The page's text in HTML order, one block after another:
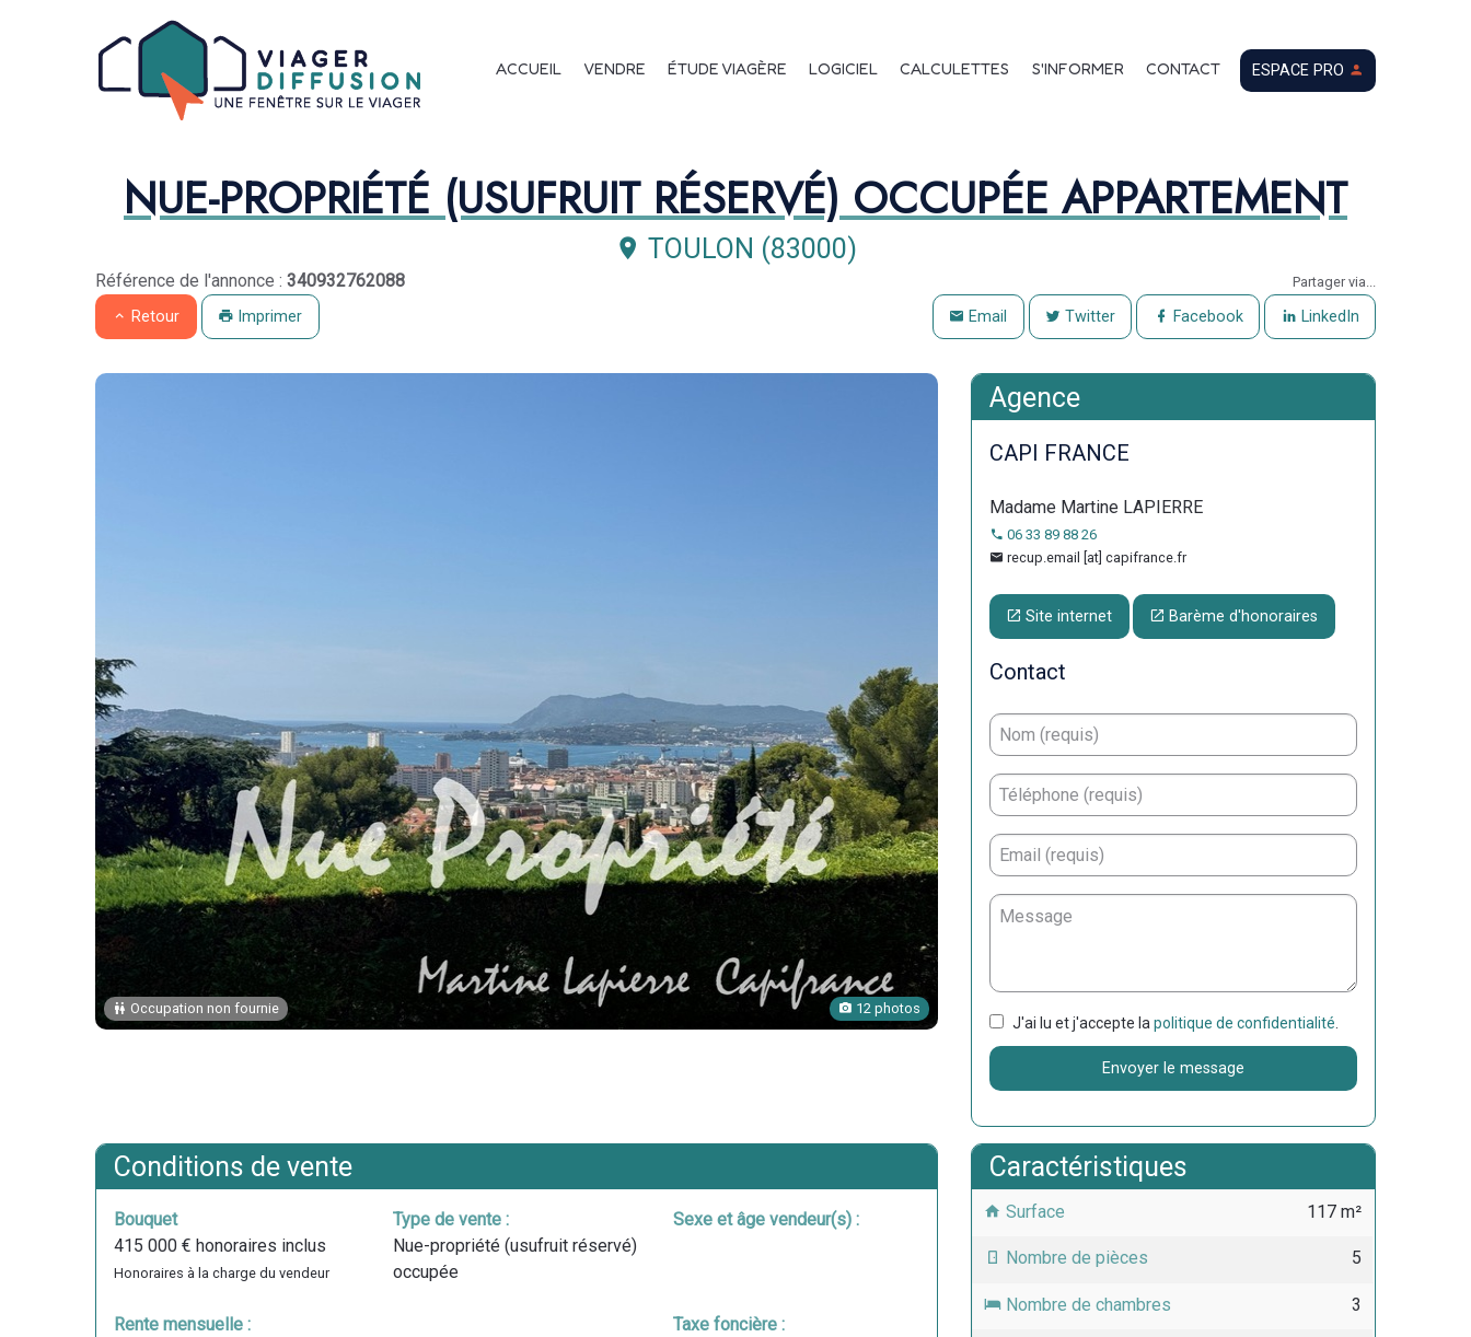
Proche du Mont Faron, bel appartement en nue-propriété
EN-TÊTE
Navigation principale
ACCUEIL VENDRE ÉTUDE VIAGÈRE LOGICIEL CALCULETTES S'INFORMER CONTACT ESPACE PRO
NUE-PROPRIÉTÉ (USUFRUIT RÉSERVÉ) OCCUPÉE APPARTEMENT
TOULON (83000)
Navigation catalogue
Référence de l'annonce : 340932762088
Retour Imprimer
Partager via...
Email Twitter Facebook LinkedIn
Occupation non fournie 12 photos
Agence
CAPI FRANCE
Madame Martine LAPIERRE
06 33 89 88 26
recup.email [at] capifrance.fr
Site internet Barème d'honoraires
Contact
J'ai lu et j'accepte lapolitique de confidentialité.
Envoyer le message
Conditions de vente
Bouquet
415 000 € honoraires inclus
Honoraires à la charge du vendeur
Rente mensuelle :
Type de vente :
Nue-propriété (usufruit réservé)
occupée
Sexe et âge vendeur(s) :
Taxe foncière :
Caractéristiques
Surface 117 m²
Nombre de pièces 5
Nombre de chambres 3